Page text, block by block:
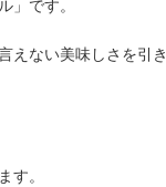
」です。
えない美味しさを引き
す。